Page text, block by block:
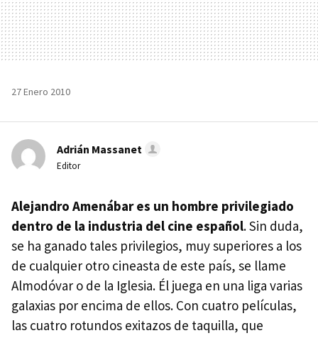
27 Enero 2010
Adrián Massanet
Editor
Alejandro Amenábar es un hombre privilegiado
dentro de la industria del cine español. Sin duda,
se ha ganado tales privilegios, muy superiores a los
de cualquier otro cineasta de este país, se llame
Almodóvar o de la Iglesia. Él juega en una liga varias
galaxias por encima de ellos. Con cuatro películas,
las cuatro rotundos exitazos de taquilla, que